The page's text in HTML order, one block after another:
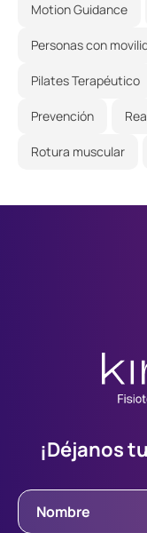
Motion Guidance
Personas con
Pilates Terapéutico
Prevención
Rotura muscular
¡Déjanos